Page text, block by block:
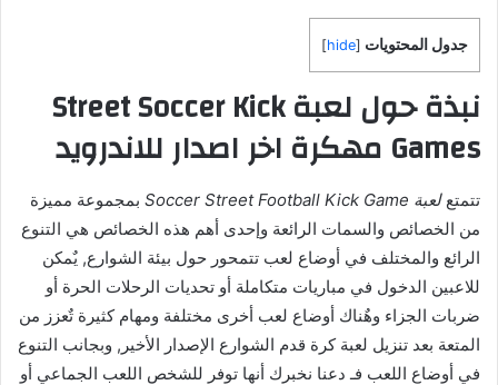
جدول المحتويات [
hide
]
نبذة حول لعبة Street Soccer Kick
Games مهكرة اخر اصدار للاندرويد
تتمتعلعبة Soccer Street Football Kick Game
بمجموعة مميزة
من الخصائص والسمات الرائعة وإحدى أهم هذه الخصائص هي التنوع
الرائع والمختلف في أوضاع لعب تتمحور حول بيئة الشوارع, يٌمكن
للاعبين الدخول في مباريات متكاملة أو تحديات الرحلات الحرة أو
ضربات الجزاء وهٌناك أوضاع لعب أخرى مختلفة ومهام كثيرة تٌعزز من
المتعة بعد تنزيل لعبة كرة قدم الشوارع الإصدار الأخير, وبجانب التنوع
في أوضاع اللعب فـ دعنا نخبرك أنها توفر للشخص اللعب الجماعي أو